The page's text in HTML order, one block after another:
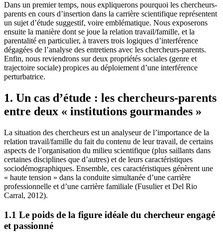
Dans un premier temps, nous expliquerons pourquoi les chercheurs-
parents en cours d’insertion dans la carrière scientifique représentent
un sujet d’étude suggestif, voire emblématique. Nous exposerons
ensuite la manière dont se joue la relation travail/famille, et la
parentalité en particulier, à travers trois logiques d’interférence
dégagées de l’analyse des entretiens avec les chercheurs-parents.
Enfin, nous reviendrons sur deux propriétés sociales (genre et
trajectoire sociale) propices au déploiement d’une interférence
perturbatrice.
1. Un cas d’étude : les chercheurs-parents
entre deux « institutions gourmandes »
La situation des chercheurs est un analyseur de l’importance de la
relation travail/famille du fait du contenu de leur travail, de certains
aspects de l’organisation du milieu scientifique (plus saillants dans
certaines disciplines que d’autres) et de leurs caractéristiques
sociodémographiques. Ensemble, ces caractéristiques génèrent une
« haute tension » dans la conduite simultanée d’une carrière
professionnelle et d’une carrière familiale (Fusulier et Del Rio
Carral, 2012).
1.1 Le poids de la figure idéale du chercheur engagé
et passionné